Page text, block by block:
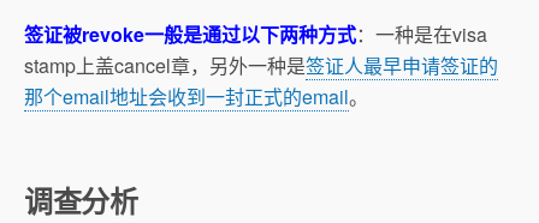
签证被revoke一般是通过以下两种方式：一种是在visa
stamp上盖cancel章，另外一种是签证人最早申请签证的
那个email地址会收到一封正式的email。
调查分析